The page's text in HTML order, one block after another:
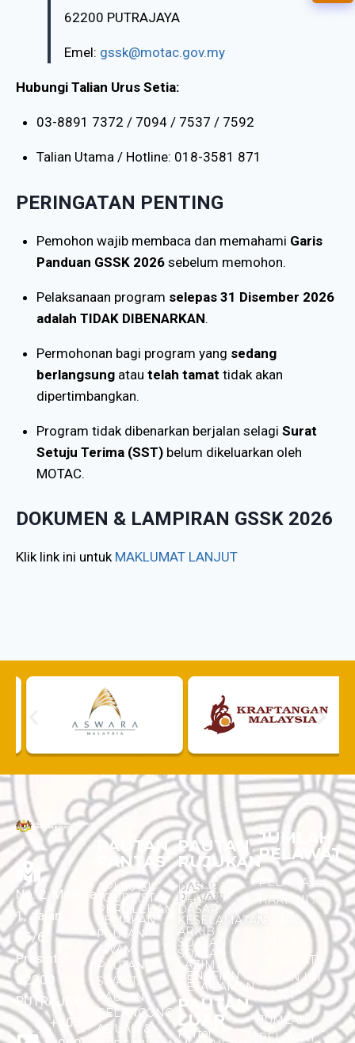
62200 PUTRAJAYA
Emel: gssk@motac.gov.my
Hubungi Talian Urus Setia:
03-8891 7372 / 7094 / 7537 / 7592
Talian Utama / Hotline: 018-3581 871
PERINGATAN PENTING
Pemohon wajib membaca dan memahami Garis
Panduan GSSK 2026sebelum memohon.
Pelaksanaan program selepas 31 Disember 2026
adalah TIDAK DIBENARKAN.
Permohonan bagi program yang sedang
berlangsungatau telah tamat tidak akan
dipertimbangkan.
Program tidak dibenarkan berjalan selagi Surat
Setuju Terima (SST)belum dikeluarkan oleh
MOTAC.
DOKUMEN & LAMPIRAN GSSK 2026
Klik link ini untuk MAKLUMAT LANJUT
No. 2, Menara
1, Jalan
P5/6,
Presint 5,
62200
PUTRAJAYA
+603
PAUTAN
PANTAS
APLIKASI
TOURLIST
PEROLEHAN
SEMAKAN
PAUTAN
AWAM
PAUTAN
SWASTA
PAUTAN
PELANCONG
ADUAN &
PAUTAN
RUJUKAN
DASAR
PRIVASI
DASAR
KESELAMATAN
ARKIB
SOALAN -
SOALAN
LAZIM
PENAFIAN
PETA LAMAN
PAUTAN
LUAR
Portal
JUMLAH
PELAWAT
PELAWAT
HARI INI :
PELAWAT
BULAN INI :
114,331
JUMLAH
PELAWAT